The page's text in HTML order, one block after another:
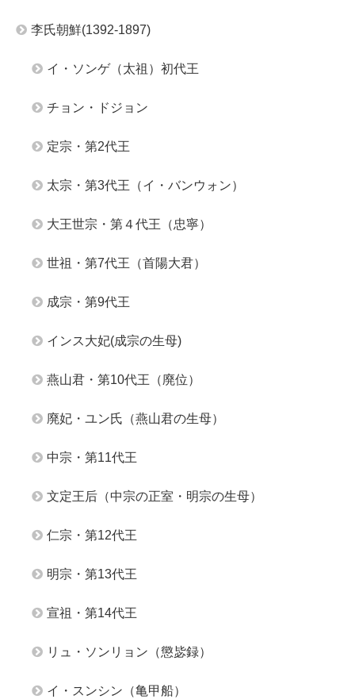
李氏朝鮮(1392-1897)
イ・ソンゲ（太祖）初代王
チョン・ドジョン
定宗・第2代王
太宗・第3代王（イ・バンウォン）
大王世宗・第４代王（忠寧）
世祖・第7代王（首陽大君）
成宗・第9代王
インス大妃(成宗の生母)
燕山君・第10代王（廃位）
廃妃・ユン氏（燕山君の生母）
中宗・第11代王
文定王后（中宗の正室・明宗の生母）
仁宗・第12代王
明宗・第13代王
宣祖・第14代王
リュ・ソンリョン（懲毖録）
イ・スンシン（亀甲船）